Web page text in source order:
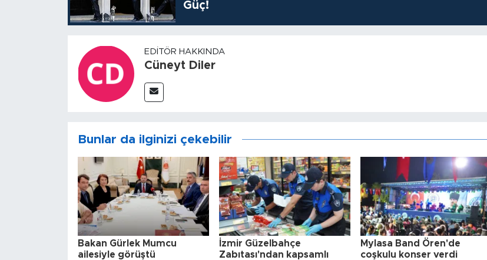
Güç!
EDITÖR HAKKINDA
Cüneyt Diler
Bunlar da ilginizi çekebilir
Bakan Gürlek Mumcu
ailesiyle görüştü
İzmir Güzelbahçe
Zabıtası'ndan kapsamlı
Mylasa Band Ören'de
coşkulu konser verdi